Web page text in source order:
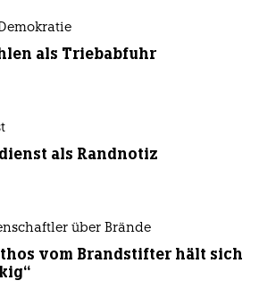
als Triebabfuhr
als Randnotiz
über Brände
vom Brandstifter hält sich